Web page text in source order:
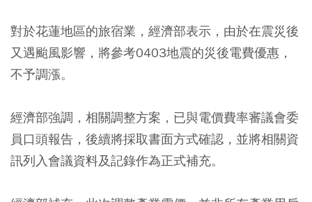
對於花蓮地區的旅宿業，經濟部表示，由於在震災後
又遇颱風影響，將參考0403地震的災後電費優惠，
不予調漲。
經濟部強調，相關調整方案，已與電價費率審議會委
員口頭報告，後續將採取書面方式確認，並將相關資
訊列入會議資料及記錄作為正式補充。